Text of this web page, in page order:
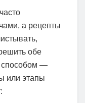
а рецепты
обе
способом —
или этапы